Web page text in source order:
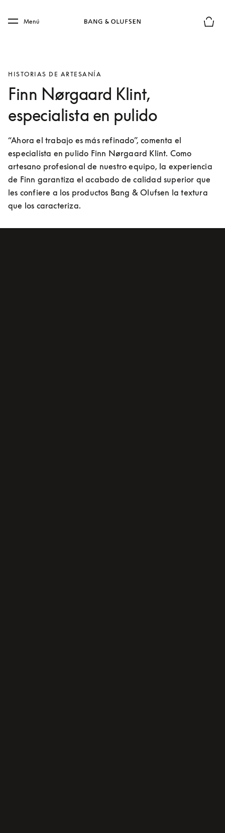
Skip to main footer
Menú
HISTORIAS DE ARTESANÍA
Finn Nørgaard Klint,
especialista en pulido
“Ahora el trabajo es más refinado”, comenta el
especialista en pulido Finn Nørgaard Klint. Como
artesano profesional de nuestro equipo, la experiencia
de Finn garantiza el acabado de calidad superior que
les confiere a los productos Bang & Olufsen la textura
que los caracteriza.